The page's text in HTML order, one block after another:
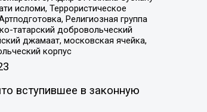
исломи, Террористическое
Религиозная группа
татарский добровольческий
джамаат, московская ячейка,
корпус
вступившее в законную